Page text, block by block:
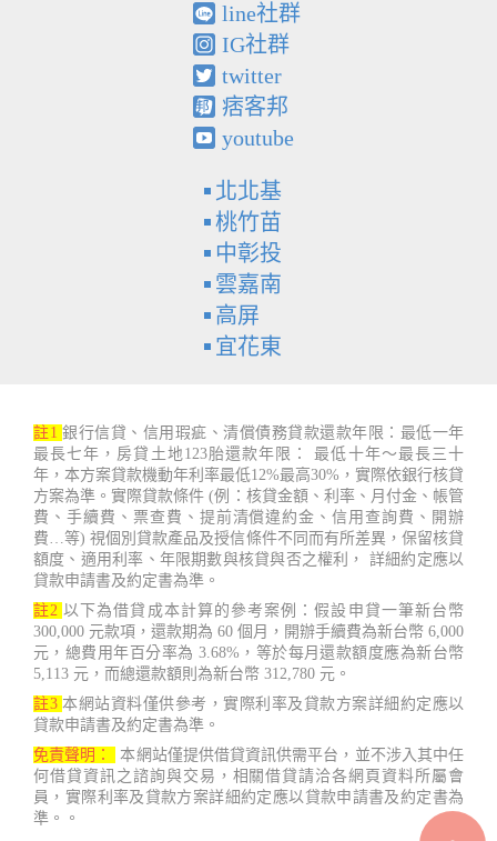
line社群
IG社群
twitter
痞客邦
youtube
北北基
桃竹苗
中彰投
雲嘉南
高屏
宜花東
註1 銀行信貸、信用瑕疵、清償債務貸款還款年限：最低一年
最長七年，房貸土地123胎還款年限： 最低十年～最長三十
年，本方案貸款機動年利率最低12%最高30%，實際依銀行核貸
方案為準。實際貸款條件 (例：核貸金額、利率、月付金、帳管
費、手續費、票查費、提前清償違約金、信用查詢費、開辦
費…等) 視個別貸款產品及授信條件不同而有所差異，保留核貸
額度、適用利率、年限期數與核貸與否之權利， 詳細約定應以
貸款申請書及約定書為準。
註2 以下為借貸成本計算的參考案例：假設申貸一筆新台幣
300,000 元款項，還款期為 60 個月，開辦手續費為新台幣 6,000
元，總費用年百分率為 3.68%，等於每月還款額度應為新台幣
5,113 元，而總還款額則為新台幣 312,780 元。
註3 本網站資料僅供參考，實際利率及貸款方案詳細約定應以
貸款申請書及約定書為準。
免責聲明：
本網站僅提供借貸資訊供需平台，並不涉入其中任
何借貸資訊之諮詢與交易，相關借貸請洽各網頁資料所屬會
員，實際利率及貸款方案詳細約定應以貸款申請書及約定書為
準。。